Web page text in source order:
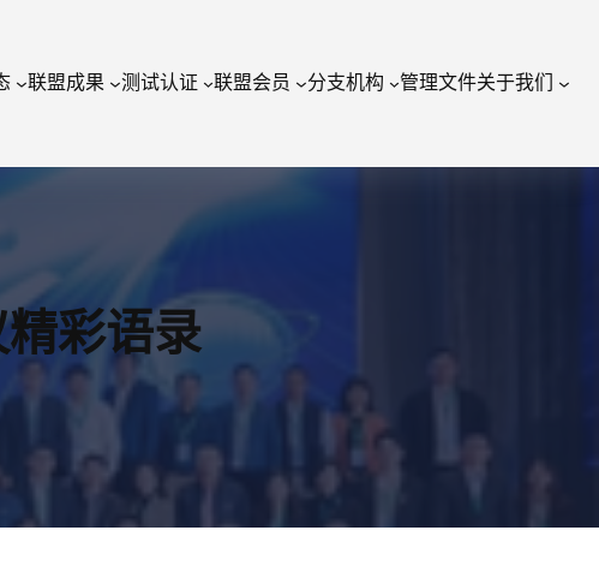
联盟成果 测试认证 联盟会员 分支机构 管理文件关于我们
彩语录